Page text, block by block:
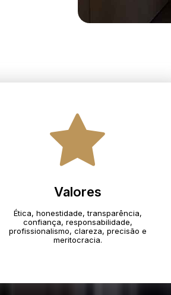
Valores
Ética, honestidade, transparência,
confiança, responsabilidade,
profissionalismo, clareza, precisão e
meritocracia.​